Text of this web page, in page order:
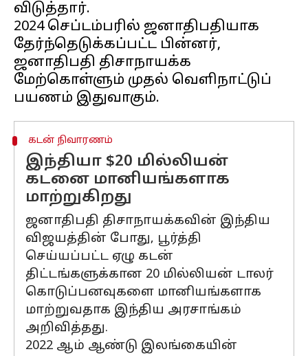
விடுத்தார்.
2024 செப்டம்பரில் ஜனாதிபதியாக
தேர்ந்தெடுக்கப்பட்ட பின்னர்,
ஜனாதிபதி திசாநாயக்க
மேற்கொள்ளும் முதல் வெளிநாட்டுப்
கடன் நிவாரணம்
இந்தியா $20 மில்லியன்
கடனை மானியங்களாக
மாற்றுகிறது
ஜனாதிபதி திசாநாயக்கவின் இந்திய
விஜயத்தின் போது, ​​பூர்த்தி
செய்யப்பட்ட ஏழு கடன்
திட்டங்களுக்கான 20 மில்லியன் டாலர்
கொடுப்பனவுகளை மானியங்களாக
மாற்றுவதாக இந்திய அரசாங்கம்
அறிவித்தது.
2022 ஆம் ஆண்டு இலங்கையின்